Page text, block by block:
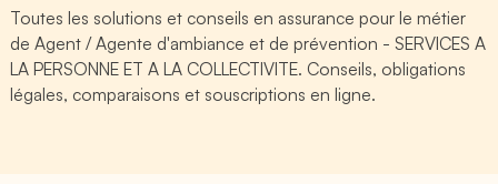
Toutes les solutions et conseils en assurance pour le métier
de Agent / Agente d'ambiance et de prévention - SERVICES A
LA PERSONNE ET A LA COLLECTIVITE. Conseils, obligations
légales, comparaisons et souscriptions en ligne.